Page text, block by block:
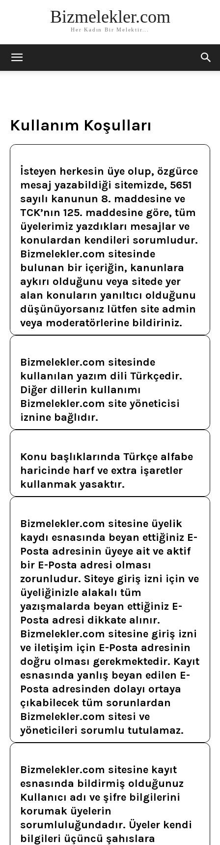
Bizmelekler.com
Her Kadın Bir Melektir...
Kullanım Koşulları
İsteyen herkesin üye olup, özgürce
mesaj yazabildiği sitemizde, 5651
sayılı kanunun 8. maddesine ve
TCK’nın 125. maddesine göre, tüm
üyelerimiz yazdıkları mesajlar ve
konulardan kendileri sorumludur.
Bizmelekler.com sitesinde
bulunan bir içeriğin, kanunlara
aykırı olduğunu veya sitede yer
alan konuların yanıltıcı olduğunu
düşünüyorsanız lütfen site admin
veya moderatörlerine bildiriniz.
Bizmelekler.com sitesinde
kullanılan yazım dili Türkçedir.
Diğer dillerin kullanımı
Bizmelekler.com site yöneticisi
iznine bağlıdır.
Konu başlıklarında Türkçe alfabe
haricinde harf ve extra işaretler
kullanmak yasaktır.
Bizmelekler.com sitesine üyelik
kaydı esnasında beyan ettiğiniz E-
Posta adresinin üyeye ait ve aktif
bir E-Posta adresi olması
zorunludur. Siteye giriş izni için ve
üyeliğinizle alakalı tüm
yazışmalarda beyan ettiğiniz E-
Posta adresi dikkate alınır.
Bizmelekler.com sitesine giriş izni
ve iletişim için E-Posta adresinin
doğru olması gerekmektedir. Kayıt
esnasında yanlış beyan edilen E-
Posta adresinden dolayı ortaya
çıkabilecek tüm sorunlardan
Bizmelekler.com sitesi ve
yöneticileri sorumlu tutulamaz.
Bizmelekler.com sitesine kayıt
esnasında bildirmiş olduğunuz
Kullanıcı adı ve şifre bilgilerini
korumak üyelerin
sorumluluğundadır. Üyeler kendi
bilgileri üçüncü şahıslara